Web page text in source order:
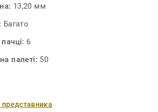
13,20 мм
Багато
6
палеті: 50
представника